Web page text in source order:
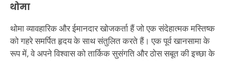
थोमा
थोमा व्यावहारिक और ईमानदार खोजकर्ता हैं जो एक संदेहात्मक मस्तिष्क
को गहरे समर्पित हृदय के साथ संतुलित करते हैं। एक पूर्व खानसामा के
रूप में, वे अपने विश्वास को तार्किक सुसंगति और ठोस सबूत की इच्छा के